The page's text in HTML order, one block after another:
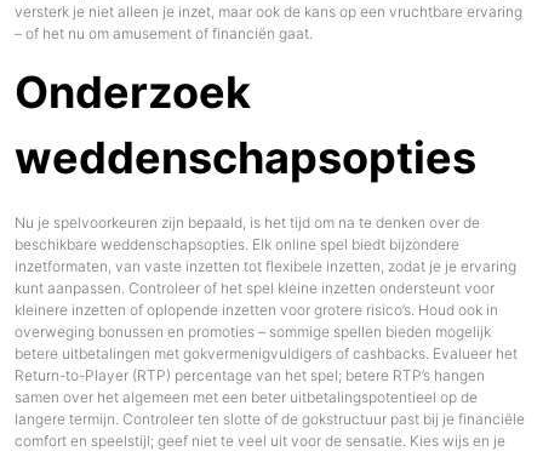
versterk je niet alleen je inzet, maar ook de kans op een vruchtbare ervaring
– of het nu om amusement of financiën gaat.
Onderzoek
weddenschapsopties
Nu je spelvoorkeuren zijn bepaald, is het tijd om na te denken over de
beschikbare weddenschapsopties. Elk online spel biedt bijzondere
inzetformaten, van vaste inzetten tot flexibele inzetten, zodat je je ervaring
kunt aanpassen. Controleer of het spel kleine inzetten ondersteunt voor
kleinere inzetten of oplopende inzetten voor grotere risico’s. Houd ook in
overweging bonussen en promoties – sommige spellen bieden mogelijk
betere uitbetalingen met gokvermenigvuldigers of cashbacks. Evalueer het
Return-to-Player (RTP) percentage van het spel; betere RTP’s hangen
samen over het algemeen met een beter uitbetalingspotentieel op de
langere termijn. Controleer ten slotte of de gokstructuur past bij je financiële
comfort en speelstijl; geef niet te veel uit voor de sensatie. Kies wijs en je